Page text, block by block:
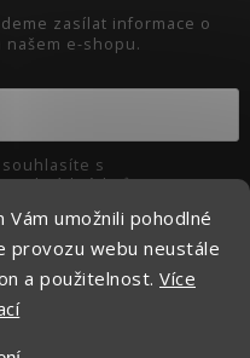
Vám umožnili pohodlné
provozu webu neustále
a použitelnost. Více
zasílat informace o
našem e-shopu.
údajů